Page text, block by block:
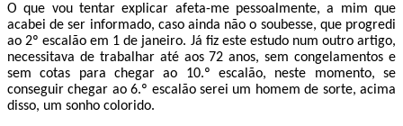
O que vou tentar explicar afeta-me pessoalmente, a mim que
acabei de ser informado, caso ainda não o soubesse, que progredi
ao 2º escalão em 1 de janeiro. Já fiz este estudo num outro artigo,
necessitava de trabalhar até aos 72 anos, sem congelamentos e
sem cotas para chegar ao 10.º escalão, neste momento, se
conseguir chegar ao 6.º escalão serei um homem de sorte, acima
disso, um sonho colorido.